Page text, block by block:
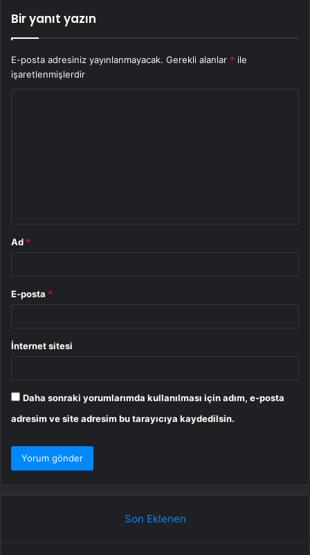
Bir yanıt yazın
E-posta adresiniz yayınlanmayacak. Gerekli alanlar * ile
işaretlenmişlerdir
Ad *
E-posta *
İnternet sitesi
Daha sonraki yorumlarımda kullanılması için adım, e-posta
adresim ve site adresim bu tarayıcıya kaydedilsin.
Son Eklenen